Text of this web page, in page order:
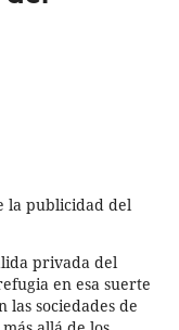
la publicidad del
privada del
en esa suerte
las sociedades de